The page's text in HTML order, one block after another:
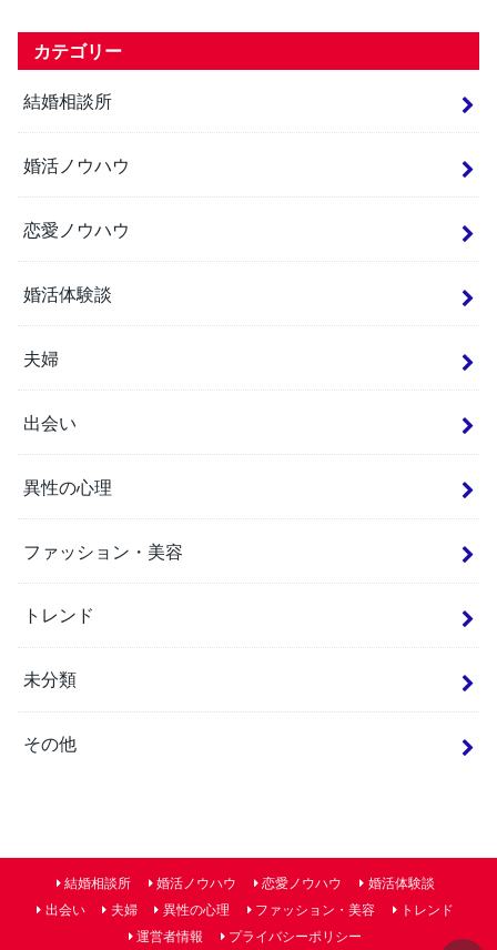
カテゴリー
結婚相談所
婚活ノウハウ
恋愛ノウハウ
婚活体験談
夫婦
出会い
異性の心理
ファッション・美容
トレンド
未分類
その他
結婚相談所 婚活ノウハウ 恋愛ノウハウ
婚活体験談
出会い
夫婦 異性の心理 ファッション・美容
トレンド
運営者情報
プライバシーポリシー